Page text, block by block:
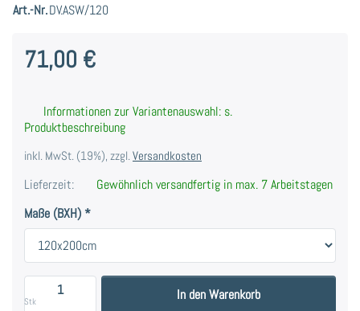
Art.-Nr.DV.ASW/120
71,00 €
Informationen zur Variantenauswahl: s.
Produktbeschreibung
inkl. MwSt. (19%), zzgl.Versandkosten
Lieferzeit:
Gewöhnlich versandfertig in max. 7 Arbeitstagen
Maße (BXH)
Stk
Duschvorhang weiß "Arktika snow-white" in vier
In den Warenkorb